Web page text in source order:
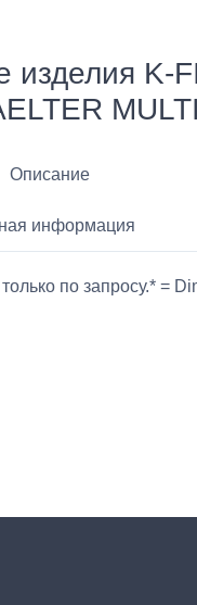
изделия K-
Описание
информация
по запросу.* =